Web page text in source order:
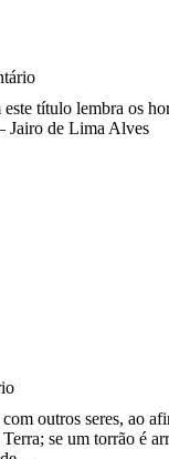
título lembra os
Jairo de Lima Alves
outros seres, ao
se um torrão é